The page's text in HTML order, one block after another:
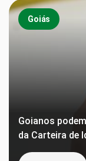
Goiás
Goianos
da Carteira de